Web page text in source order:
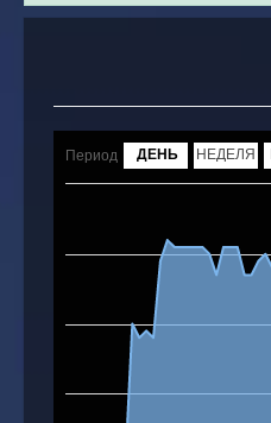
Период ДЕНЬ НЕДЕЛЯ